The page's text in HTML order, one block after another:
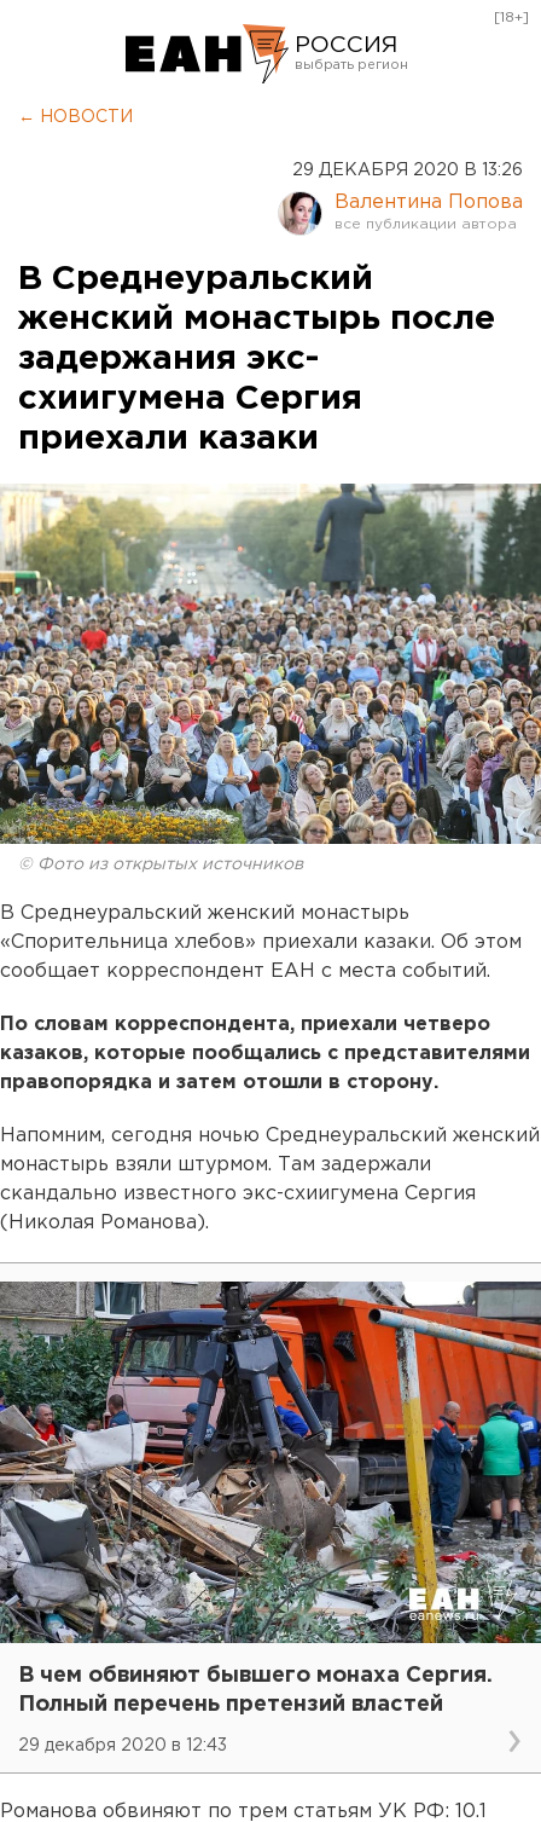
РОССИЯ
Курган
Оренбург
[18+]
← НОВОСТИ
29 ДЕКАБРЯ 2020 В 13:26
Валентина Попова
В Среднеуральский
женский монастырь после
задержания экс-
схиигумена Сергия
приехали казаки
© Фото из открытых источников
В Среднеуральский женский монастырь
«Спорительница хлебов» приехали казаки. Об этом
сообщает корреспондент ЕАН с места событий.
По словам корреспондента, приехали четверо
казаков, которые пообщались с представителями
правопорядка и затем отошли в сторону.
Напомним, сегодня ночью Среднеуральский женский
монастырь взяли штурмом. Там задержали
скандально известного экс-схиигумена Сергия
(Николая Романова).
В чем обвиняют бывшего монаха Сергия.
Полный перечень претензий властей
29 декабря 2020 в 12:43
Романова обвиняют по трем статьям УК РФ: 10.1